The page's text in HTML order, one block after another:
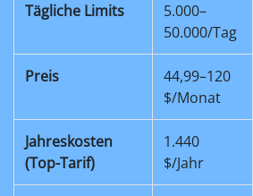
Tägliche Limits
5.000–
50.000/Tag
Preis
44,99–120
$/Monat
Jahreskosten
(Top-Tarif)
1.440
$/Jahr